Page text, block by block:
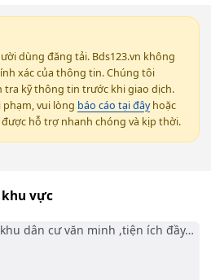
dùng đăng tải. Bds123.vn không
xác của thông tin. Chúng tôi
tra kỹ thông tin trước khi giao dịch.
vui lòng báo cáo tại đâyhoặc
hỗ trợ nhanh chóng và kịp thời.
vực